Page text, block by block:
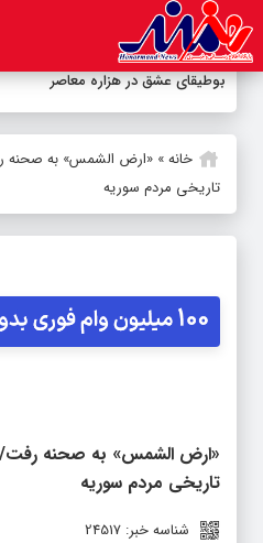
بوطیقای عشق در هزاره معاصر
خانه» «ارض الشمس» به صحنه
تاریخی مردم سوریه
«ارض الشمس» به صحنه رفت/
تاریخی مردم سوریه
شناسه خبر: 24517